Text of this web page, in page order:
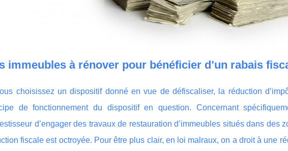
immeubles à rénover pour bénéficier d’un rabais
choisissez un dispositif donné en vue de défiscaliser, la réduction
de fonctionnement du dispositif en question. Concernant
d’engager des travaux de restauration d’immeubles situés dans
fiscale est octroyée. Pour être plus clair, en loi malraux, on a droit à une